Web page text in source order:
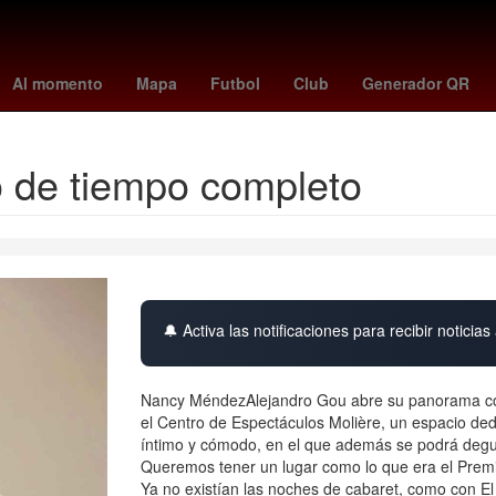
Al momento Mapa Futbol Club Generador QR
Aldo de Nigris Venezolanos fenomeno el niño santos vs new
tiempo completo
🔔 Activa las notificaciones para recibir
Nancy MéndezAlejandro Gou abre su panorama
el Centro de Espectáculos Molière, un espacio
íntimo y cómodo, en el que además se podrá
Queremos tener un lugar como lo que era el
Ya no existían las noches de cabaret, como con